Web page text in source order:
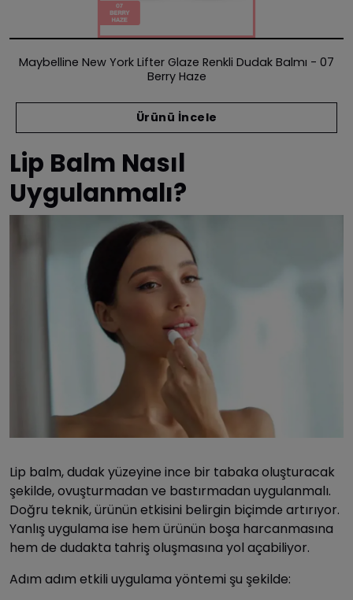
Maybelline New York Lifter Glaze Renkli Dudak Balmı - 07
Berry Haze
Ürünü İncele
Lip Balm Nasıl
Uygulanmalı?
Lip balm, dudak yüzeyine ince bir tabaka oluşturacak
şekilde, ovuşturmadan ve bastırmadan uygulanmalı.
Doğru teknik, ürünün etkisini belirgin biçimde artırıyor.
Yanlış uygulama ise hem ürünün boşa harcanmasına
hem de dudakta tahriş oluşmasına yol açabiliyor.
Adım adım etkili uygulama yöntemi şu şekilde: